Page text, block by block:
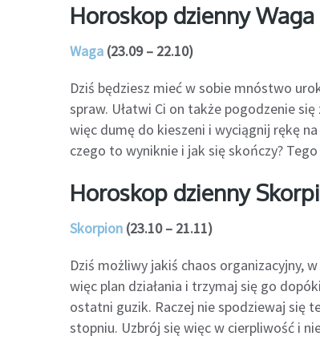
Horoskop dzienny Waga
Waga (23.09 – 22.10)
Dziś będziesz mieć w sobie mnóstwo
spraw. Ułatwi Ci on także pogodzenie
więc dumę do kieszeni i wyciągnij rękę
czego to wyniknie i jak się skończy?
Horoskop dzienny
Skorpion (23.10 – 21.11)
Dziś możliwy jakiś chaos organizacyjny,
więc plan działania i trzymaj się go
ostatni guzik. Raczej nie spodziewaj się
stopniu. Uzbrój się więc w cierpliwość i